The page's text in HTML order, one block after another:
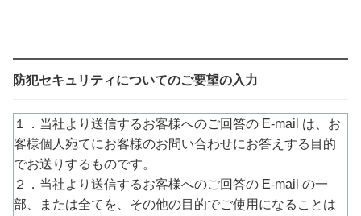
防犯セキュリティについてのご要望の入力
１．当社より送信するお客様へのご回答の E-mail は、お
客様個人宛てにお客様のお問い合わせにお答えする目的
でお送りするものです。
２．当社より送信するお客様へのご回答の E-mail の一
部、または全てを、その他の目的でご使用になることは